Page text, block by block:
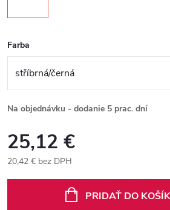
Farba
Na objednávku - dodanie 5 prac. dní
25,12 €
20,42 € bez DPH
PRIDAŤ DO